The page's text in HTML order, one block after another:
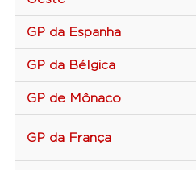
GP da Espanha
GP da Bélgica
GP de Mônaco
GP da França